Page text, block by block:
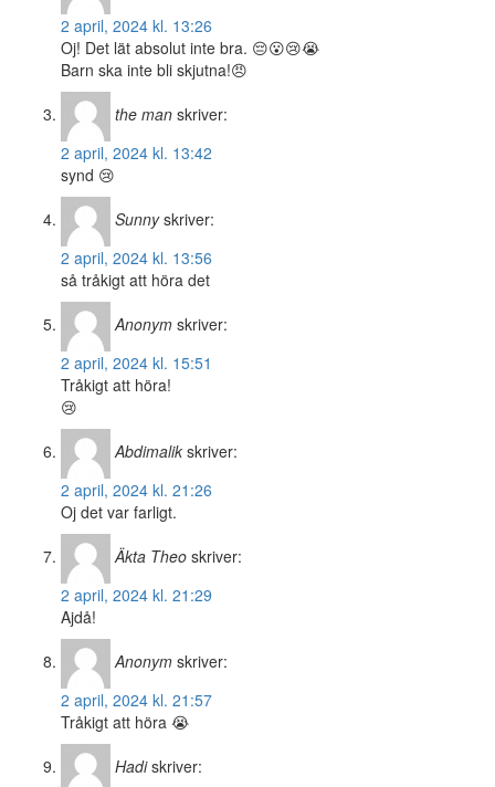
2 april, 2024 kl. 13:26
Oj! Det lät absolut inte bra. 😔😮😢😭
Barn ska inte bli skjutna!😠
the man skriver:
2 april, 2024 kl. 13:42
synd 😢
Sunny skriver:
2 april, 2024 kl. 13:56
så tråkigt att höra det
Anonym skriver:
2 april, 2024 kl. 15:51
Tråkigt att höra!
😢
Abdimalik skriver:
2 april, 2024 kl. 21:26
Oj det var farligt.
Äkta Theo skriver:
2 april, 2024 kl. 21:29
Ajdå!
Anonym skriver:
2 april, 2024 kl. 21:57
Tråkigt att höra 😭
Hadi skriver: